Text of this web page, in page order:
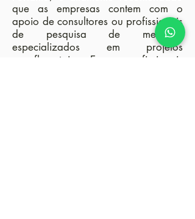
que as empresas contem com o
apoio de consultores ou profissionais
de pesquisa de mercado
especializados em projetos
agroflorestais. Esses profissionais